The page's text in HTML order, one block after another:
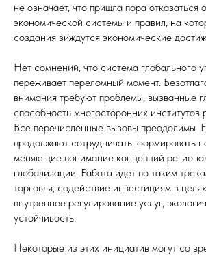
не означает, что пришла пора отказаться
экономической системы и правил, на
создания зиждутся экономические
Нет сомнений, что система глобального
переживает переломный момент.
внимания требуют проблемы, вызванные
способность многосторонних институтов
Все перечисленные вызовы преодолимы.
продолжают сотрудничать, формировать
меняющие понимание концепций
глобализации. Работа идет по таким
торговля, содействие инвестициям в
внутреннее регулирование услуг,
устойчивость.
Некоторые из этих инициатив могут со